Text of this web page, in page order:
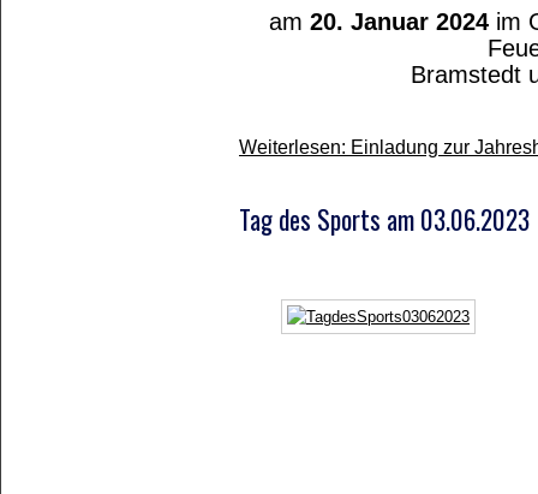
am 20. Januar 2024 im
Bramstedt
Weiterlesen: Einladung zur
Tag des Sports am 03.06.2023